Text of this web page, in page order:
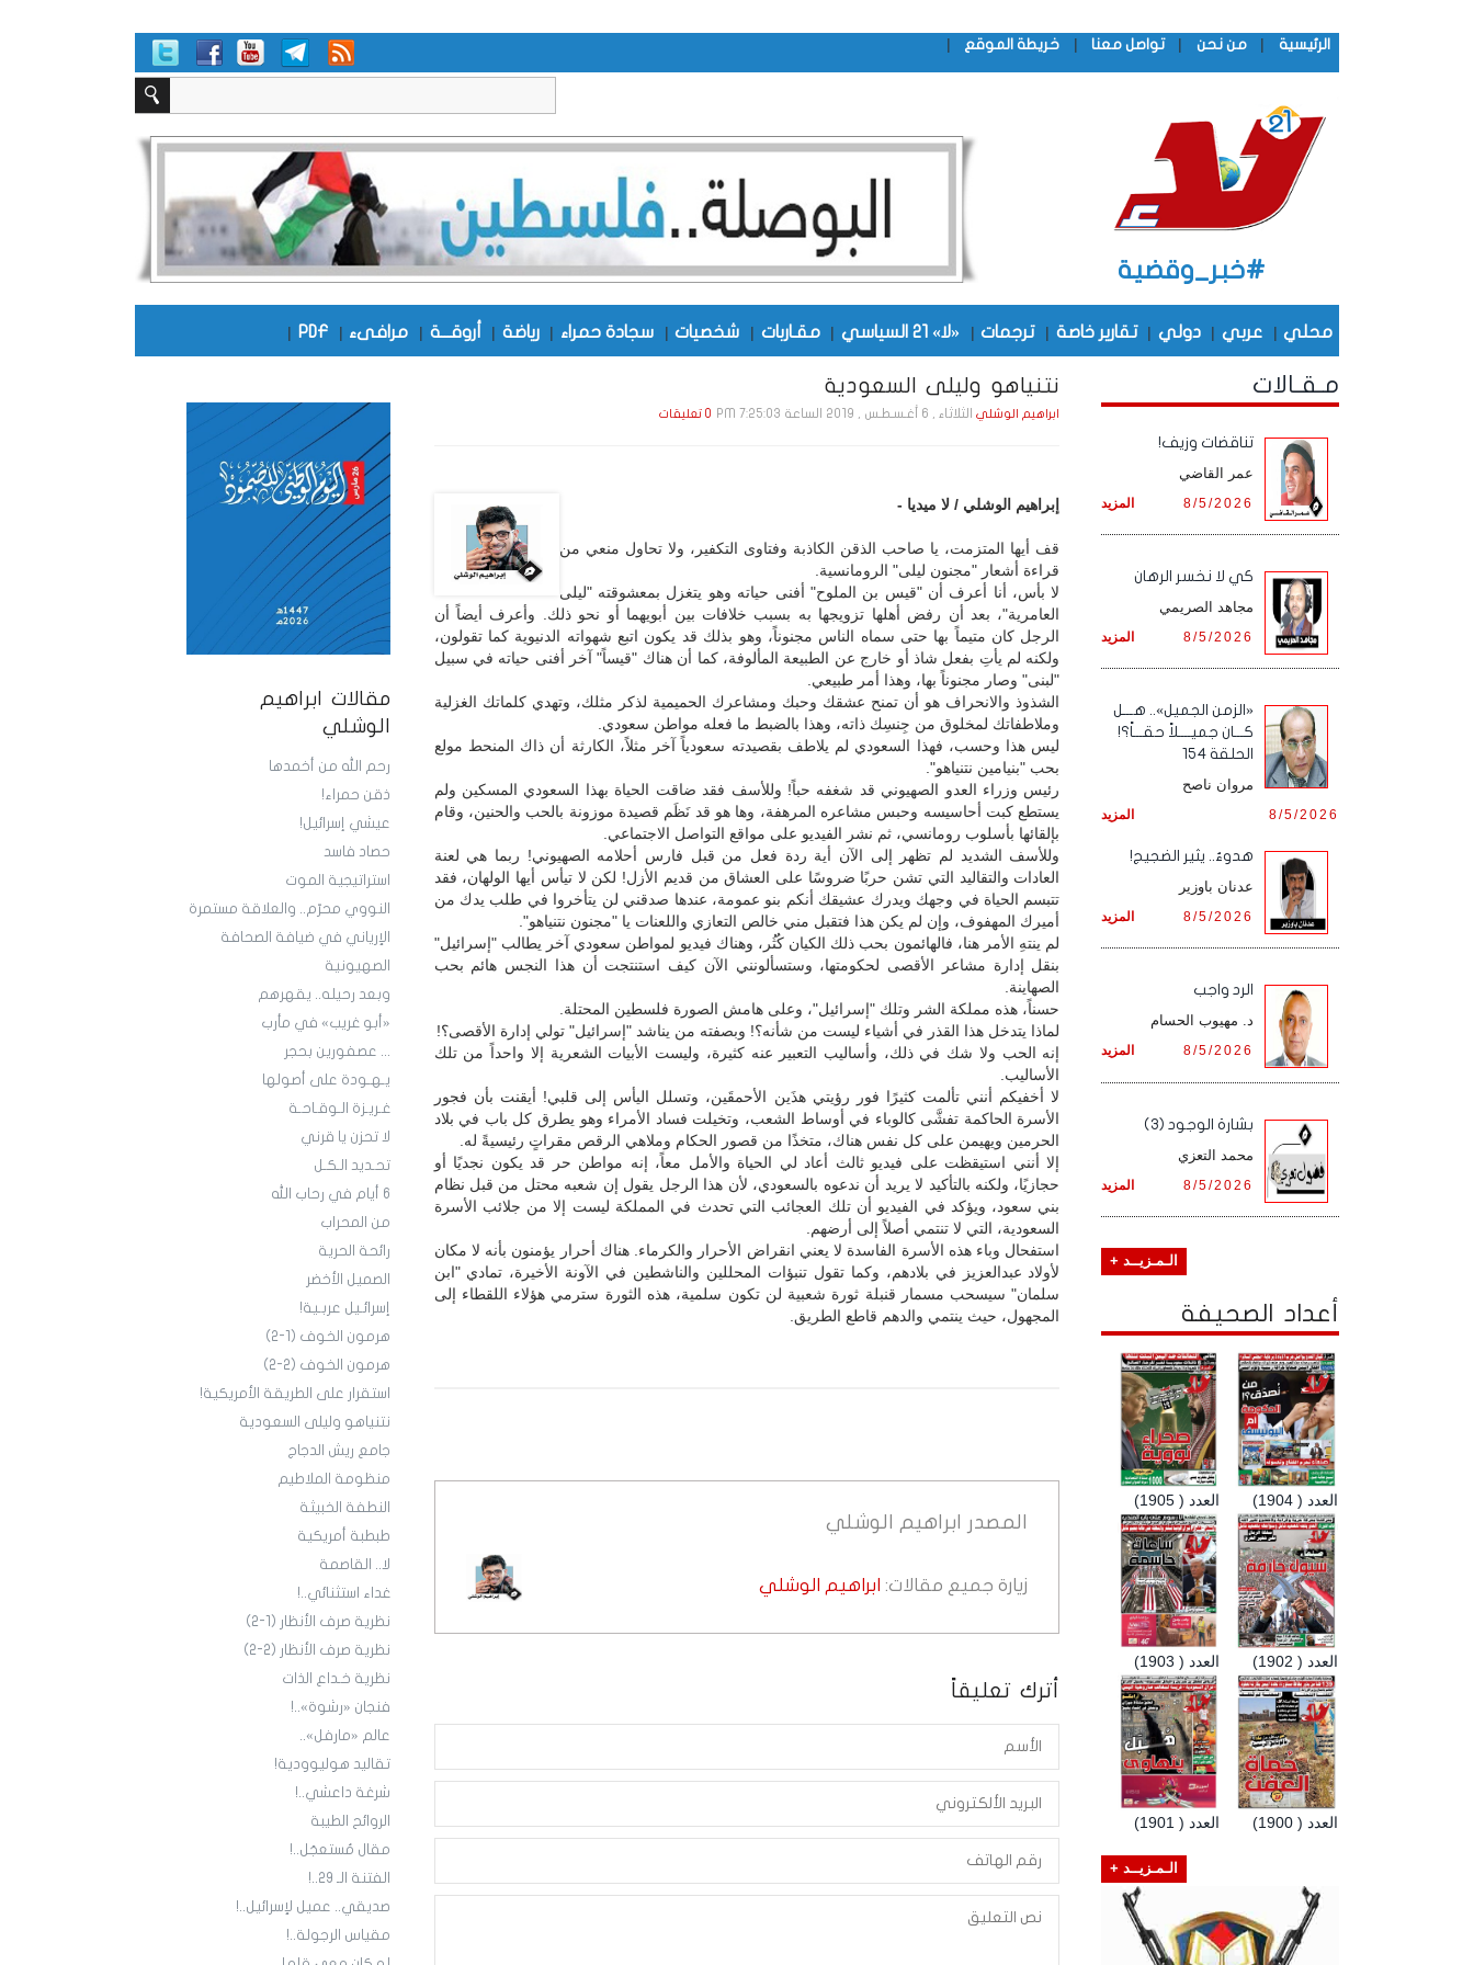
الرئيسية | من نحن | تواصل معنا | خريطة الموقع |
#خبر_وقضية
محلي | عربي | دولي | تقارير خاصة | ترجمات | «لا» 21 السياسي | مقـاربات | شخصيات | سجادة حمراء | رياضة | أروقـــة | مرافىء |
PDF
|
مقالات ابراهيم
الوشلي
رحم الله من أخمدها
ذقن حمراء!
عيشي إسرائيل!
حصاد فاسد
استراتيجية الموت
النووي محرّم.. والعلاقة مستمرة
الإرياني في ضيافة الصحافة
الصهيونية
وبعد رحيله.. يقهرهم
«أبو غريب» في مأرب
... عصفورين بحجر
يـهـودة على أصولها
غـريـزة الـوقـاحـة
لا تحزن يا قرني
تحـديد الـكـل
6 أيام في رحاب الله
من المحراب
رائحة الحرية
الصميل الأخضر
إسرائـيل عربـية!
هرمون الخوف (1-2)
هرمون الخوف (2-2)
استقرار على الطريقة الأمريكية!
نتنياهو وليلى السعودية
جامع ريش الدجاج
منظومة الملاطيم
النطفة الخبيثة
طبطبة أمريكية
لا.. القاصمة
غداء استثنائي..!
نظرية صرف الأنظار (1-2)
نظرية صرف الأنظار (2-2)
نظرية خـداع الذات
فنجان «رشوة»..!
عالم «مارفل»..
تقاليد هوليوودية!
شرغة داعشي..!
الروائح الطيبة
مقال مُستعجَل..!
الفتنة الـ 29..!
صديقي.. عميل لإسرائيل..!
مقياس الرجولة..!
نتنياهو وليلى السعودية
ابراهيم الوشليالثلاثاء , 6 أغـسـطـس , 2019 الساعة 7:25:03 PM 0 تعليقات
إبراهيم الوشلي / لا ميديا -
قف أيها المتزمت، يا صاحب الذقن الكاذبة وفتاوى التكفير، ولا تحاول منعي من
قراءة أشعار "مجنون ليلى" الرومانسية.
لا بأس، أنا أعرف أن "قيس بن الملوح" أفنى حياته وهو يتغزل بمعشوقته "ليلى
العامرية"، بعد أن رفض أهلها تزويجها به بسبب خلافات بين أبويهما أو نحو ذلك. وأعرف أيضاً أن
الرجل كان متيماً بها حتى سماه الناس مجنوناً، وهو بذلك قد يكون اتبع شهواته الدنيوية كما تقولون،
ولكنه لم يأتِ بفعل شاذ أو خارج عن الطبيعة المألوفة، كما أن هناك "قيساً" آخر أفنى حياته في سبيل
"لبنى" وصار مجنوناً بها، وهذا أمر طبيعي.
الشذوذ والانحراف هو أن تمنح عشقك وحبك ومشاعرك الحميمية لذكر مثلك، وتهدي كلماتك الغزلية
وملاطفاتك لمخلوق من جِنسِك ذاته، وهذا بالضبط ما فعله مواطن سعودي.
ليس هذا وحسب، فهذا السعودي لم يلاطف بقصيدته سعودياً آخر مثلاً، الكارثة أن ذاك المنحط مولع
بحب "بنيامين نتنياهو".
رئيس وزراء العدو الصهيوني قد شغفه حباً! وللأسف فقد ضاقت الحياة بهذا السعودي المسكين ولم
يستطع كبت أحاسيسه وحبس مشاعره المرهفة، وها هو قد نَظَم قصيدة موزونة بالحب والحنين، وقام
بإلقائها بأسلوب رومانسي، ثم نشر الفيديو على مواقع التواصل الاجتماعي.
وللأسف الشديد لم تظهر إلى الآن أية ردة فعل من قبل فارس أحلامه الصهيوني! ربما هي لعنة
العادات والتقاليد التي تشن حربًا ضروسًا على العشاق من قديم الأزل! لكن لا تيأس أيها الولهان، فقد
تتبسم الحياة في وجهك ويدرك عشيقك أنكم بنو عمومة، عندها صدقني لن يتأخروا في طلب يدك من
أميرك المهفوف، وإن لم يكن هذا فتقبل مني خالص التعازي واللعنات يا "مجنون نتنياهو".
لم ينتهِ الأمر هنا، فالهائمون بحب ذلك الكيان كُثُر، وهناك فيديو لمواطن سعودي آخر يطالب "إسرائيل"
بنقل إدارة مشاعر الأقصى لحكومتها، وستسألونني الآن كيف استنتجت أن هذا النجس هائم بحب
الصهاينة.
حسناً، هذه مملكة الشر وتلك "إسرائيل"، وعلى هامش الصورة فلسطين المحتلة.
لماذا يتدخل هذا القذر في أشياء ليست من شأنه؟! وبصفته من يناشد "إسرائيل" تولي إدارة الأقصى؟!
إنه الحب ولا شك في ذلك، وأساليب التعبير عنه كثيرة، وليست الأبيات الشعرية إلا واحداً من تلك
الأساليب.
لا أخفيكم أنني تألمت كثيرًا فور رؤيتي هذَين الأحمقَين، وتسلل اليأس إلى قلبي! أيقنت بأن فجور
الأسرة الحاكمة تفشَّى كالوباء في أوساط الشعب، وتخيلت فساد الأمراء وهو يطرق كل باب في بلاد
الحرمين ويهيمن على كل نفس هناك، متخذًا من قصور الحكام وملاهي الرقص مقراتٍ رئيسيةً له.
إلا أنني استيقظت على فيديو ثالث أعاد لي الحياة والأمل معاً، إنه مواطن حر قد يكون نجديًا أو
حجازيًا، ولكنه بالتأكيد لا يريد أن ندعوه بالسعودي، لأن هذا الرجل يقول إن شعبه محتل من قبل نظام
بني سعود، ويؤكد في الفيديو أن تلك العجائب التي تحدث في المملكة ليست إلا من جلائب الأسرة
السعودية، التي لا تنتمي أصلاً إلى أرضهم.
استفحال وباء هذه الأسرة الفاسدة لا يعني انقراض الأحرار والكرماء. هناك أحرار يؤمنون بأنه لا مكان
لأولاد عبدالعزيز في بلادهم، وكما تقول تنبؤات المحللين والناشطين في الآونة الأخيرة، تمادي "ابن
سلمان" سيسحب مسمار قنبلة ثورة شعبية لن تكون سلمية، هذه الثورة سترمي هؤلاء اللقطاء إلى
المجهول، حيث ينتمي والدهم قاطع الطريق.
المصدر ابراهيم الوشلي
زيارة جميع مقالات: ابراهيم الوشلي
أترك تعليقاً
مـقـالات
تناقضات وزيف!
عمر القاضي
المزيد 8/5/2026
كي لا نخسر الرهان
مجاهد الصريمي
المزيد 8/5/2026
«الزمن الجميل».. هـــل
كـــان جميــــلاً حقـــاً؟!
الحلقة 154
مروان ناصح
المزيد 8/5/2026
هدوءٌ.. يثير الضجيج!
عدنان باوزير
المزيد 8/5/2026
الرد واجب
د. مهيوب الحسام
المزيد 8/5/2026
بشارة الوجود (3)
محمد التعزي
المزيد 8/5/2026
الـمـزيــد +
أعداد الصحيفة
العدد ( 1905) العدد ( 1904)
العدد ( 1903) العدد ( 1902)
العدد ( 1901) العدد ( 1900)
الـمـزيــد +